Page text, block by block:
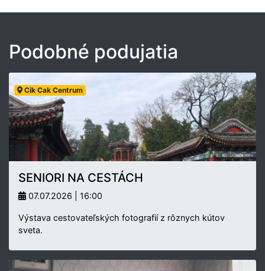
Podobné podujatia
Cik Cak Centrum
SENIORI NA CESTÁCH
07.07.2026 | 16:00
Výstava cestovateľských fotografií z rôznych kútov
sveta.